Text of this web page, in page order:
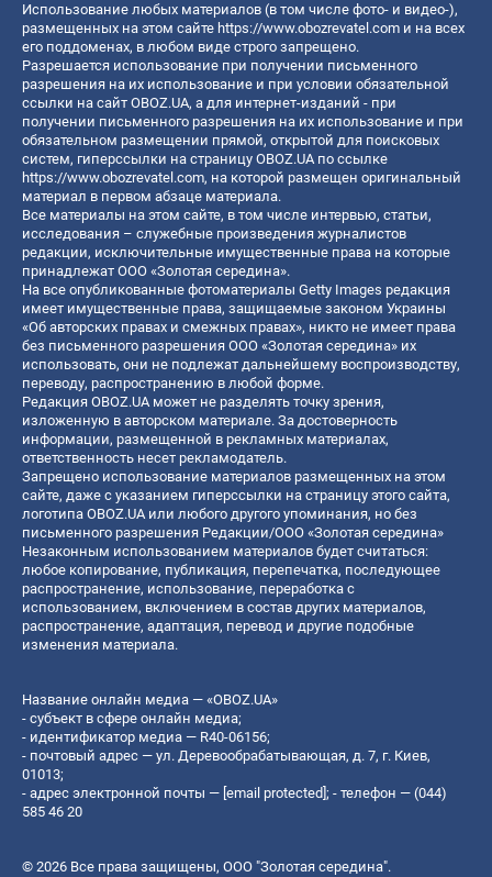
Использование любых материалов (в том числе фото- и видео-),
размещенных на этом сайте https://www.obozrevatel.com и на всех
его поддоменах, в любом виде строго запрещено.
Разрешается использование при получении письменного
разрешения на их использование и при условии обязательной
ссылки на сайт OBOZ.UA, а для интернет-изданий - при
получении письменного разрешения на их использование и при
обязательном размещении прямой, открытой для поисковых
систем, гиперссылки на страницу OBOZ.UA по ссылке
https://www.obozrevatel.com, на которой размещен оригинальный
материал в первом абзаце материала.
Все материалы на этом сайте, в том числе интервью, статьи,
исследования – служебные произведения журналистов
редакции, исключительные имущественные права на которые
принадлежат ООО «Золотая середина».
На все опубликованные фотоматериалы Getty Images редакция
имеет имущественные права, защищаемые законом Украины
«Об авторских правах и смежных правах», никто не имеет права
без письменного разрешения ООО «Золотая середина» их
использовать, они не подлежат дальнейшему воспроизводству,
переводу, распространению в любой форме.
Редакция OBOZ.UA может не разделять точку зрения,
изложенную в авторском материале. За достоверность
информации, размещенной в рекламных материалах,
ответственность несет рекламодатель.
Запрещено использование материалов размещенных на этом
сайте, даже с указанием гиперссылки на страницу этого сайта,
логотипа OBOZ.UA или любого другого упоминания, но без
письменного разрешения Редакции/ООО «Золотая середина»
Незаконным использованием материалов будет считаться:
любое копирование, публикация, перепечатка, последующее
распространение, использование, переработка с
использованием, включением в состав других материалов,
распространение, адаптация, перевод и другие подобные
изменения материала.
Название онлайн медиа — «OBOZ.UA»
- субъект в сфере онлайн медиа;
- идентификатор медиа — R40-06156;
- почтовый адрес — ул. Деревообрабатывающая, д. 7, г. Киев,
01013;
- адрес электронной почты — [email protected] ; - телефон — (044)
585 46 20
© 2026 Все права защищены, ООО "Золотая середина".